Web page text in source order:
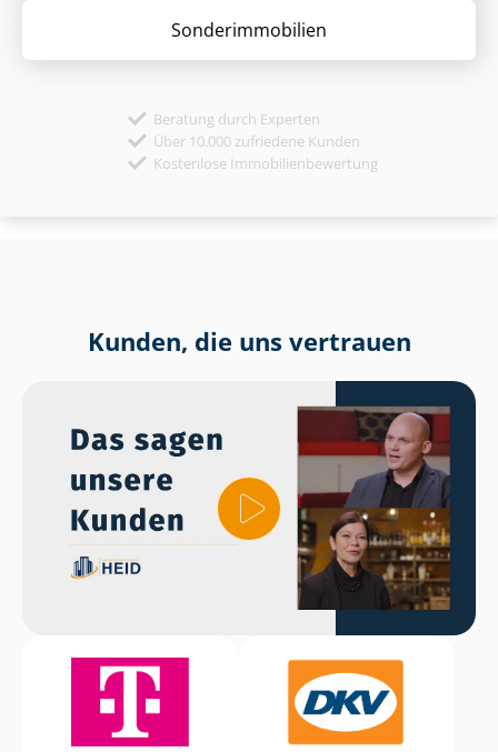
Sonder­immobilien
Beratung durch Experten
Über 10.000 zufriedene Kunden
Kostenlose Immobilienbewertung
Kunden, die uns vertrauen